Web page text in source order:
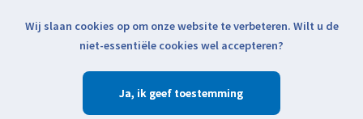
Klik voor actuele verzendinformatie...
Verlanglijst
Wij slaan cookies op om onze website te verbeteren. Wilt u de
niet-essentiële cookies wel accepteren?
Ja